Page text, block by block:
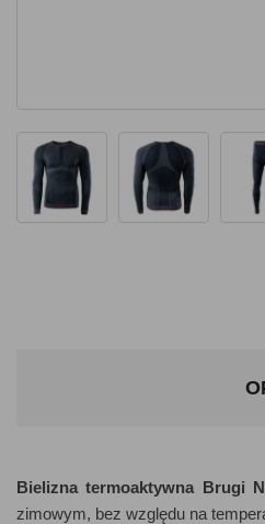
Bielizna termoaktywna Brugi
zimowym, bez względu na